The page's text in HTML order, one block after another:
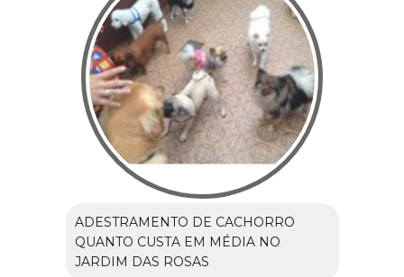
ADESTRAMENTO DE CACHORRO
QUANTO CUSTA EM MÉDIA NO
JARDIM DAS ROSAS